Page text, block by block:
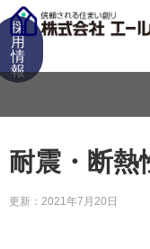
採
用
情
報
耐震・断熱
更新：2021年7月20日